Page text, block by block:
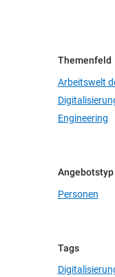
Themenfeld
Arbeitswelt
Engineering
Angebotstyp
Personen
Tags